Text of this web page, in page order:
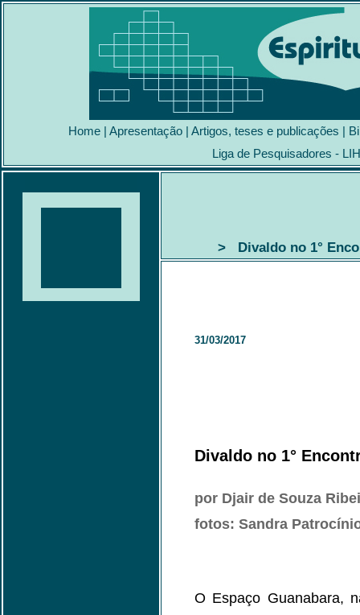
Home | Apresentação | Artigos, teses e publicações |
Liga de Pesquisadores -
> Divaldo no 1°
31/03/2017
Divaldo no 1°
por Djair de Souza
fotos: Sandra
O Espaço Guanabara,